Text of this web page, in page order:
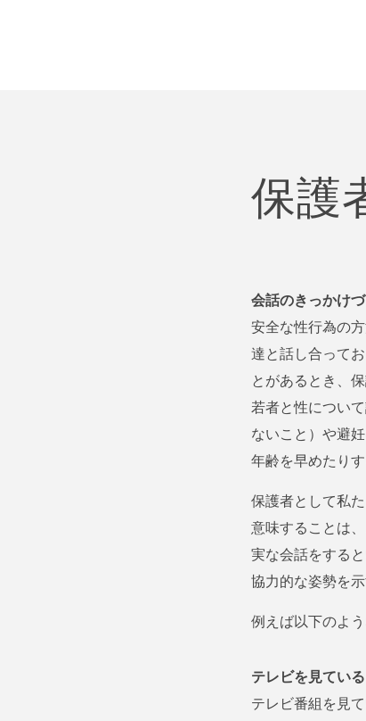
保護
会話のきっかけ
安全な性行為の
達と話し合って
とがあるとき、
若者と性につい
ないこと）や避
年齢を早めたり
保護者として私
意味することは
実な会話をする
協力的な姿勢を
例えば以下のよ
テレビを見てい
テレビ番組を見